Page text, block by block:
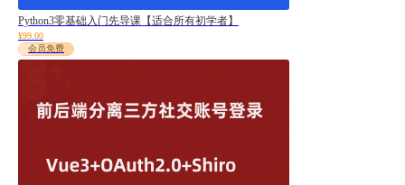
MongoDB
小程序
框架
计算机原理
Python3零基础入门先导课【适合所有初学者】
¥99.00
会员免费